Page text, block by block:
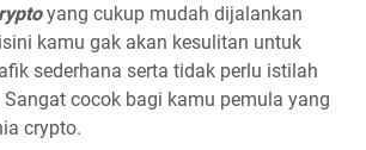
yang cukup mudah dijalankan
kamu gak akan kesulitan untuk
sederhana serta tidak perlu istilah
cocok bagi kamu pemula yang
crypto.